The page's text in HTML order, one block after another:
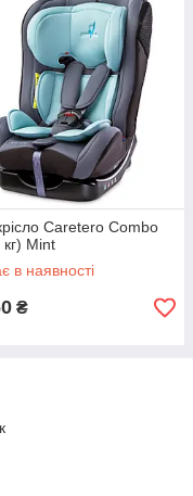
Caretero Combo
Mint
в наявності
₴